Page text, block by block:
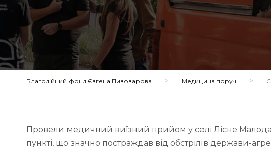
Благодійний фонд Євгена Пивоварова > Медицина поруч >
Провели медичний виїзний прийом у селі Лісне
пункті, що значно постраждав від обстрілів держави-